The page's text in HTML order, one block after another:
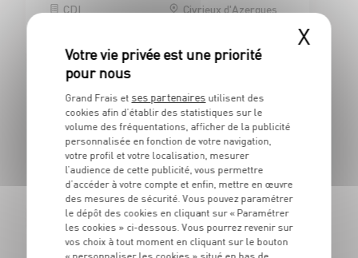
CDI
Civrieux d'Azergues
CAISSE
CAISSIER CENTRAL / ADJOINT
RESPONSABLE DE CAISSE - H/F
CDI
Civrieux d'Azergues
(69)
BOUCHERIE
X
Grand Frais et ses partenaires utilisent des
cookies afin d’établir des statistiques sur le
volume des fréquentations, afficher de la publicité
personnalisée en fonction de votre navigation,
votre profil et votre localisation, mesurer
l’audience de cette publicité, vous permettre
d’accéder à votre compte et enfin, mettre en œuvre
des mesures de sécurité. Vous pouvez paramétrer
le dépôt des cookies en cliquant sur « Paramétrer
les cookies » ci-dessous. Vous pourrez revenir sur
vos choix à tout moment en cliquant sur le bouton